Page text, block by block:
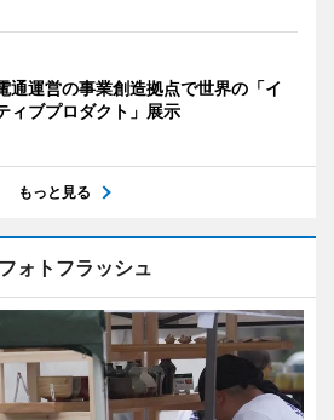
通運営の事業創造拠点で世界の「イ
ィブプロダクト」展示
もっと見る
フォトフラッシュ